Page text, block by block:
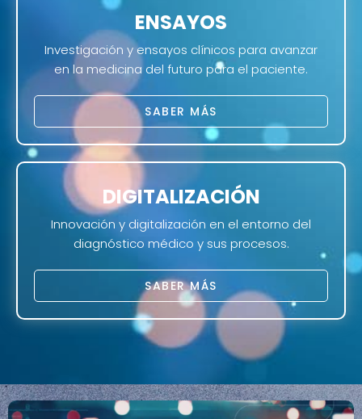
ENSAYOS
Investigación y ensayos clínicos para avanzar
en la medicina del futuro para el paciente.
SABER MÁS
DIGITALIZACIÓN
Innovación y digitalización en el entorno del
diagnóstico médico y sus procesos.
SABER MÁS